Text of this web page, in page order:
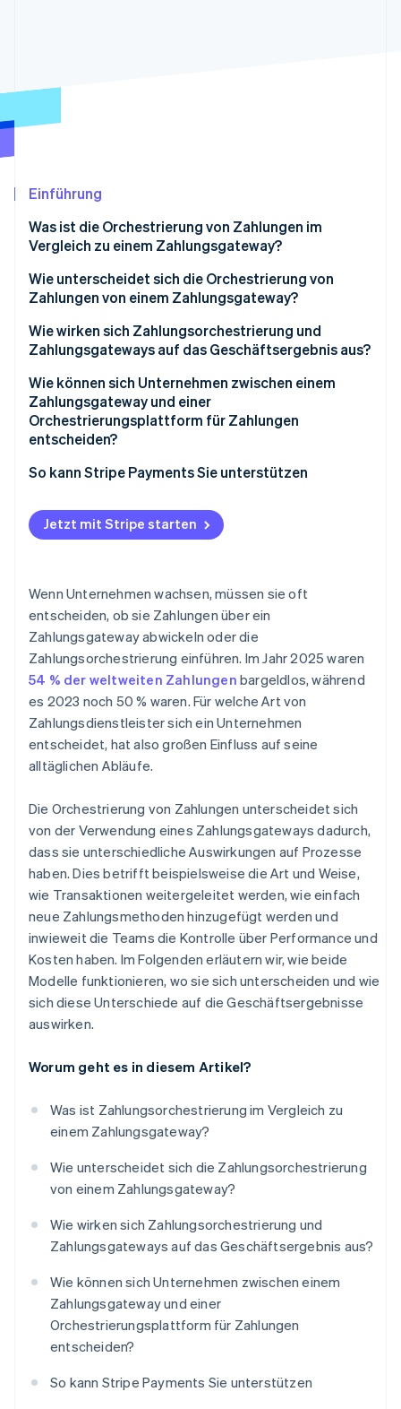
CO₂-Entnahme
Identity
Stripe-Sessions 2026
Erfahren Sie, wie Stripe Lösungen für
Jetzt ansehen
Einführung
Was ist die Orchestrierung von Zahlungen im
Vergleich zu einem Zahlungsgateway?
Wie unterscheidet sich die Orchestrierung von
Zahlungen von einem Zahlungsgateway?
Kontrolle vs. Vertrauen
Flexibilität bei der Zahlung
Fähigkeit zur Veränderung
Tiefe der Integration
Wie wirken sich Zahlungsorchestrierung und
Zahlungsgateways auf das Geschäftsergebnis aus?
Autorisierungsraten und verzeichneter Umsatz
Zuverlässigkeit und Erreichbarkeit beim
Bezahlvorgang
Kundenkonversion
Effiziente Abläufe
Wie können sich Unternehmen zwischen einem
Zahlungsgateway und einer
Orchestrierungsplattform für Zahlungen
entscheiden?
Geografische Reichweite
Transaktionsvolumen und Wachstum
Bevorzugte Zahlungsmethoden
Risikotoleranz und Abhängigkeit vom Anbieter
So kann Stripe Payments Sie unterstützen
Jetzt mit Stripe starten
Wenn Unternehmen wachsen, müssen sie oft
entscheiden, ob sie Zahlungen über ein
Zahlungsgateway abwickeln oder die
Zahlungsorchestrierung einführen. Im Jahr 2025 waren
54 % der weltweiten Zahlungen bargeldlos, während
es 2023 noch 50 % waren. Für welche Art von
Zahlungsdienstleister sich ein Unternehmen
entscheidet, hat also großen Einfluss auf seine
alltäglichen Abläufe.
Die Orchestrierung von Zahlungen unterscheidet sich
von der Verwendung eines Zahlungsgateways dadurch,
dass sie unterschiedliche Auswirkungen auf Prozesse
haben. Dies betrifft beispielsweise die Art und Weise,
wie Transaktionen weitergeleitet werden, wie einfach
neue Zahlungsmethoden hinzugefügt werden und
inwieweit die Teams die Kontrolle über Performance und
Kosten haben. Im Folgenden erläutern wir, wie beide
Modelle funktionieren, wo sie sich unterscheiden und wie
sich diese Unterschiede auf die Geschäftsergebnisse
auswirken.
Worum geht es in diesem Artikel?
Was ist Zahlungsorchestrierung im Vergleich zu
einem Zahlungsgateway?
Wie unterscheidet sich die Zahlungsorchestrierung
von einem Zahlungsgateway?
Wie wirken sich Zahlungsorchestrierung und
Zahlungsgateways auf das Geschäftsergebnis aus?
Wie können sich Unternehmen zwischen einem
Zahlungsgateway und einer
Orchestrierungsplattform für Zahlungen
entscheiden?
So kann Stripe Payments Sie unterstützen